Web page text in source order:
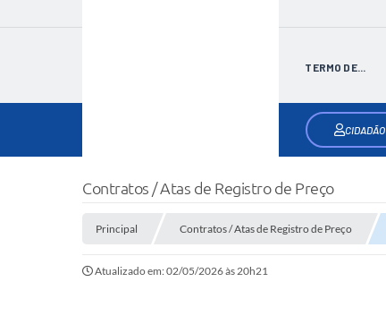
TERMO DE...
CIDADÃO
Contratos / Atas de Registro de Preço
Principal Contratos / Atas de Registro de Preço
Atualizado em: 02/05/2026 às 20h21